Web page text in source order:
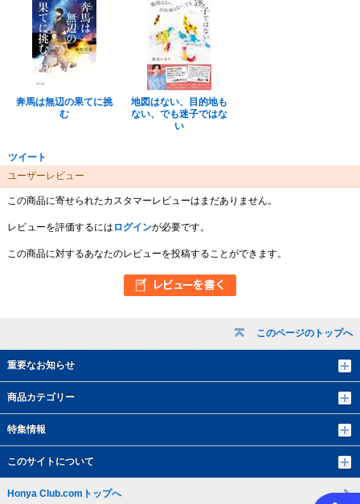
このページのトップへ
重要なお知らせ
商品カテゴリー
特集情報
このサイトについて
奔馬は無辺の果てに挑
む
地図はない、目的地も
ない、でも迷子ではな
い
ツイート
ユーザーレビュー
この商品に寄せられたカスタマーレビューはまだありません。
レビューを評価するには ログインが必要です。
この商品に対するあなたのレビューを投稿することができます。
Honya Club.comトップへ